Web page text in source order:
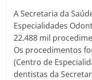
A Secretaria da
Especialidades
22.488 mil
Os procedimentos
(Centro de
dentistas da